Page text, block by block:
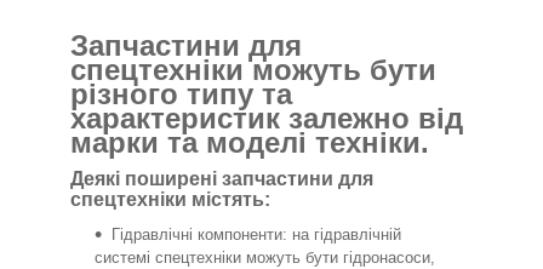
Запчастини для
спецтехніки можуть бути
різного типу та
характеристик залежно від
марки та моделі техніки.
Деякі поширені запчастини для
спецтехніки містять:
Гідравлічні компоненти: на гідравлічній
системі спецтехніки можуть бути гідронасоси,